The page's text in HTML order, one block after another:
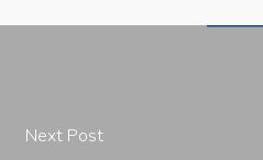
Next Post